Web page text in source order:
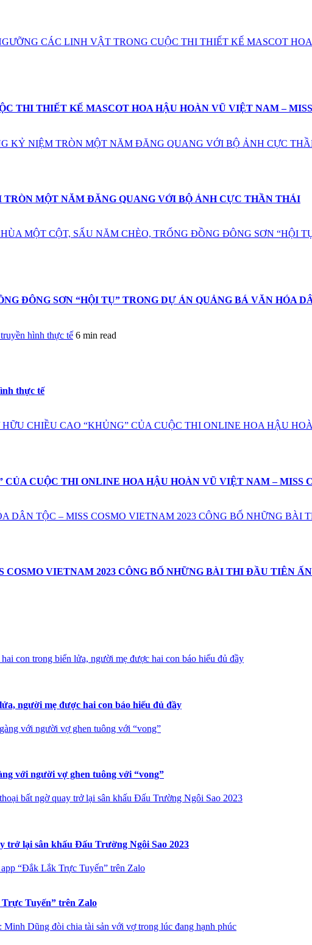
CÁC LINH VẬT TRONG CUỘC THI THIẾT KẾ MASCOT
THI THIẾT KẾ MASCOT HOA HẬU HOÀN VŨ VIỆT NAM –
KỶ NIỆM TRÒN MỘT NĂM ĐĂNG QUANG VỚI BỘ ẢNH CỰC
TRÒN MỘT NĂM ĐĂNG QUANG VỚI BỘ ẢNH CỰC THẦN THÁI
MỘT CỘT, SẤU NĂM CHÈO, TRỐNG ĐỒNG ĐÔNG SƠN “HỘI
ĐÔNG SƠN “HỘI TỤ” TRONG DỰ ÁN QUẢNG BÁ VĂN HÓA
hình thực tế 6 min read
thực tế
CHIỀU CAO “KHỦNG” CỦA CUỘC THI ONLINE HOA HẬU
CUỘC THI ONLINE HOA HẬU HOÀN VŨ VIỆT NAM – MISS
DÂN TỘC – MISS COSMO VIETNAM 2023 CÔNG BỐ NHỮNG
COSMO VIETNAM 2023 CÔNG BỐ NHỮNG BÀI THI ĐẦU TIÊN
con trong biển lửa, người mẹ được hai con báo hiếu đủ đầy
người mẹ được hai con báo hiếu đủ đầy
với người vợ ghen tuông với “vong”
với người vợ ghen tuông với “vong”
bất ngờ quay trở lại sân khấu Đấu Trường Ngôi Sao 2023
trở lại sân khấu Đấu Trường Ngôi Sao 2023
“Đắk Lắk Trực Tuyến” trên Zalo
Tuyến” trên Zalo
Minh Dũng đòi chia tài sản với vợ trong lúc đang hạnh phúc